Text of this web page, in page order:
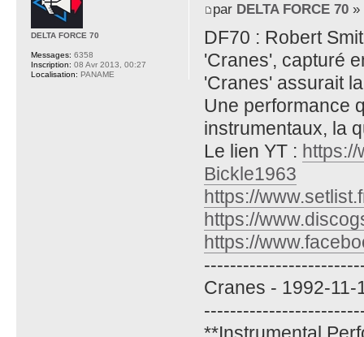
par DELTA FORCE 70»
DF70 : Robert
'Cranes', capturé
'Cranes' assurait
Une performance
instrumentaux, la
Le lien YT :
Bickle1963
https://
https://
https://
Cranes - 1992-
DELTA FORCE 70
Messages: 6358
Inscription: 08 Avr 2013, 00:27
Localisation: PANAME